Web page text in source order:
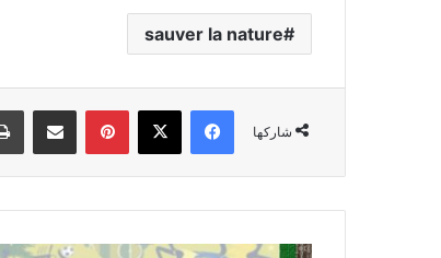
sauver la nature
شاركها
فيسبوك ‫X بينتيريستمشاركة عبر البريد
شرح